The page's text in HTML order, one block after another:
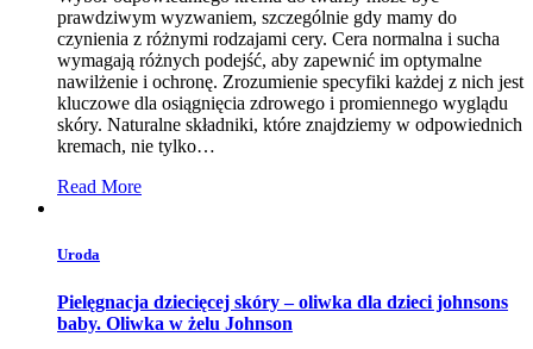
prawdziwym wyzwaniem, szczególnie gdy mamy do
czynienia z różnymi rodzajami cery. Cera normalna i sucha
wymagają różnych podejść, aby zapewnić im optymalne
nawilżenie i ochronę. Zrozumienie specyfiki każdej z nich jest
kluczowe dla osiągnięcia zdrowego i promiennego wyglądu
skóry. Naturalne składniki, które znajdziemy w odpowiednich
kremach, nie tylko…
Read More
Uroda
Pielęgnacja dziecięcej skóry – oliwka dla dzieci johnsons
baby. Oliwka w żelu Johnson